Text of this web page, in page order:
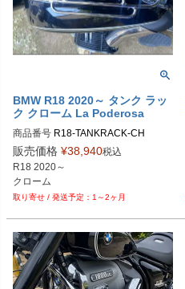
BMW R18 2020～ タンク ラッ
ク クローム La Poderosa
商品番号 R18-TANKRACK-CH
販売価格 ¥38,940税込
R18 2020～
クローム
1～2ヶ月